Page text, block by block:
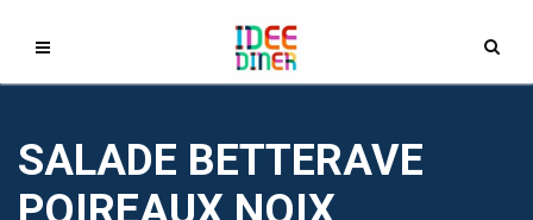
SALADE BETTERAVE